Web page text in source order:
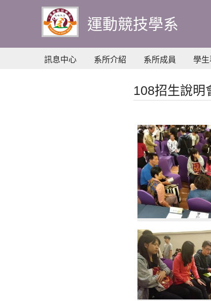
要
內
容
運動競技學系
訊息中心 系所介紹 系所成員 學生
108招生說明